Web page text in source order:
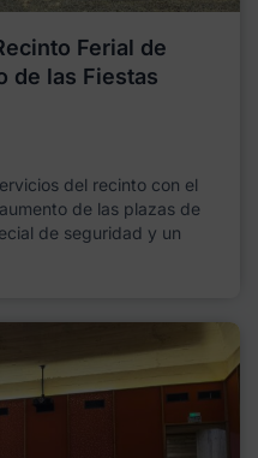
Ferial de
de las Fiestas
del recinto con el
de las plazas de
de seguridad y un